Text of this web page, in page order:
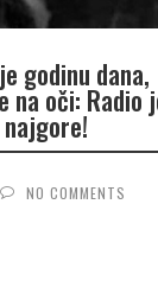
godinu dana,
na oči: Radio
NO COMMENTS